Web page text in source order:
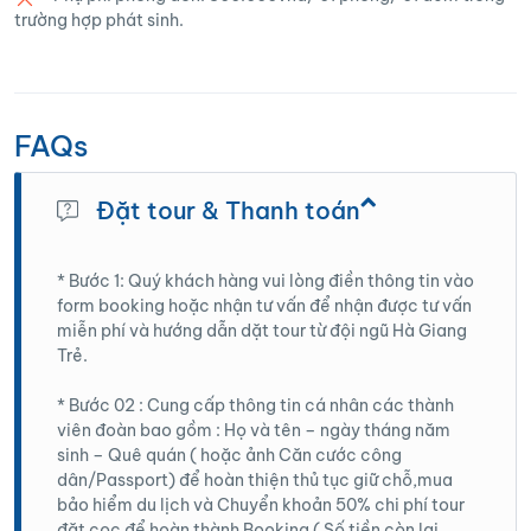
vùng đất “phên dậu đất nước” và quá trình
Tối: Dùng bữa tối và nghỉ đêm tại Đồng Văn
trường hợp phát sinh.
FAQs
Đặt tour & Thanh toán
* Bước 1: Quý khách hàng vui lòng điền thông tin vào
form booking hoặc nhận tư vấn để nhận được tư vấn
miễn phí và hướng dẫn dặt tour từ đội ngũ Hà Giang
Trẻ.
* Bước 02 : Cung cấp thông tin cá nhân các thành
viên đoàn bao gồm : Họ và tên – ngày tháng năm
sinh – Quê quán ( hoặc ảnh Căn cước công
dân/Passport) để hoàn thiện thủ tục giữ chỗ,mua
bảo hiểm du lịch và Chuyển khoản 50% chi phí tour